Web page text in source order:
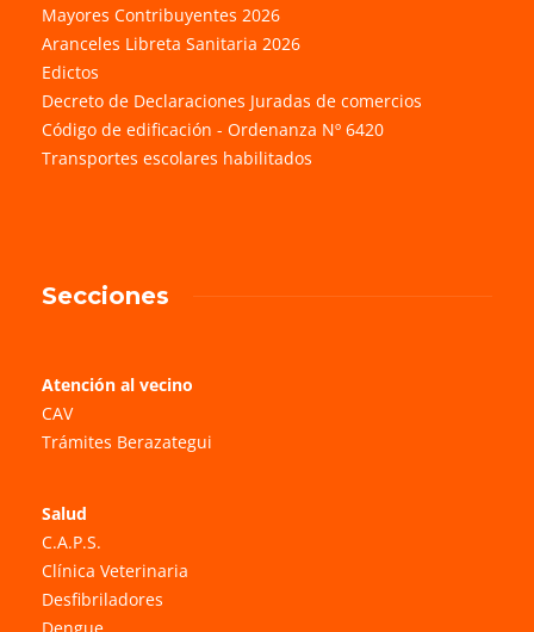
Mayores Contribuyentes 2026
Aranceles Libreta Sanitaria 2026
Edictos
Decreto de Declaraciones Juradas de comercios
Código de edificación - Ordenanza Nº 6420
Transportes escolares habilitados
Secciones
Atención al vecino
CAV
Trámites Berazategui
Salud
C.A.P.S.
Clínica Veterinaria
Desfibriladores